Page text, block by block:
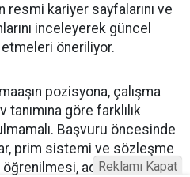
resmi kariyer sayfalarını ve
inceleyerek güncel
etmeleri öneriliyor.
pozisyona, çalışma
göre farklılık
Başvuru öncesinde
prim sistemi ve sözleşme
öğrenilmesi, adayların daha
Reklamı Kapat